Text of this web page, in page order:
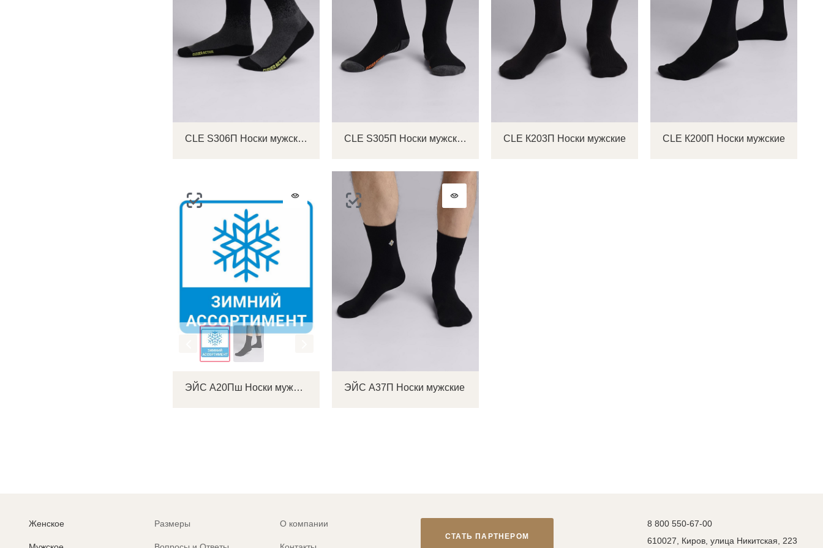
CLE S306П Носки мужские CLE S305П Носки мужские CLE К203П Носки мужские CLE К200П Носки мужские
ЭЙС А20Пш Носки мужские ЭЙС А37П Носки мужские
Женское Размеры О компании
СТАТЬ ПАРТНЕРОМ
8 800 550-67-00
610027, Киров, улица Никитская, 223
ВОЙТИ В АККАУНТ ЗАБЫЛИ ПАРОЛЬ?
ОТПРАВИТЬ КОД
Письмо не пришло? Напишите нам на opt@acewear.ru
СОЗДАТЬ